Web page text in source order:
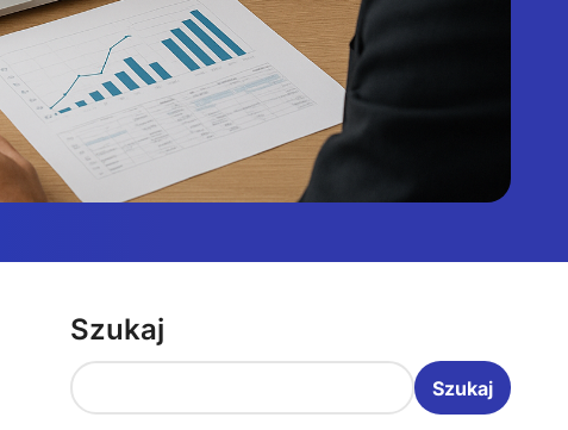
Szukaj
Szukaj